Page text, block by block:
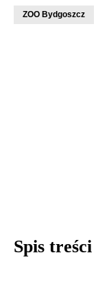
ZOO Bydgoszcz
Spis treści